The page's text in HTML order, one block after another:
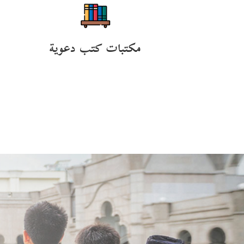
مكتبات كتب دعوية